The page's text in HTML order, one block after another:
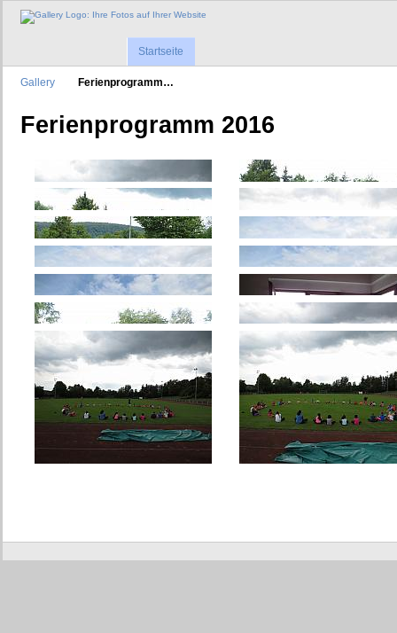
Startseite
Gallery Ferienprogramm…
Ferienprogramm 2016
Anfang Zurück Fotos 1 - 21 von 21